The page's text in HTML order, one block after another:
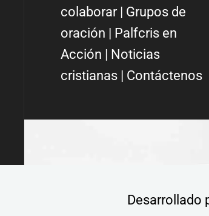
colaborar| Grupos de
oración | Palfcris en
Acción | Noticias
cristianas| Contáctenos
Desarrollado